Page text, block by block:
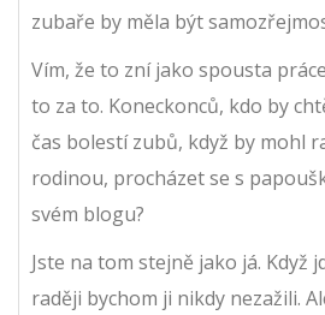
zubaře by měla být
Vím, že to zní jako spousta
to za to. Koneckonců, kdo by
čas bolestí zubů, když by mohl
rodinou, procházet se s
svém blogu?
Jste na tom stejně jako já. Když
raději bychom ji nikdy nezažili.